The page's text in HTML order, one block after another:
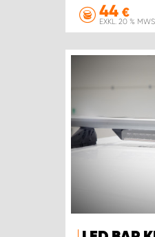
44 €
EXKL. 20 %